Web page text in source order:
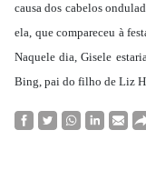
causa dos cabelos
ela, que compareceu à
Naquele dia, Gisele
Bing, pai do filho de Liz